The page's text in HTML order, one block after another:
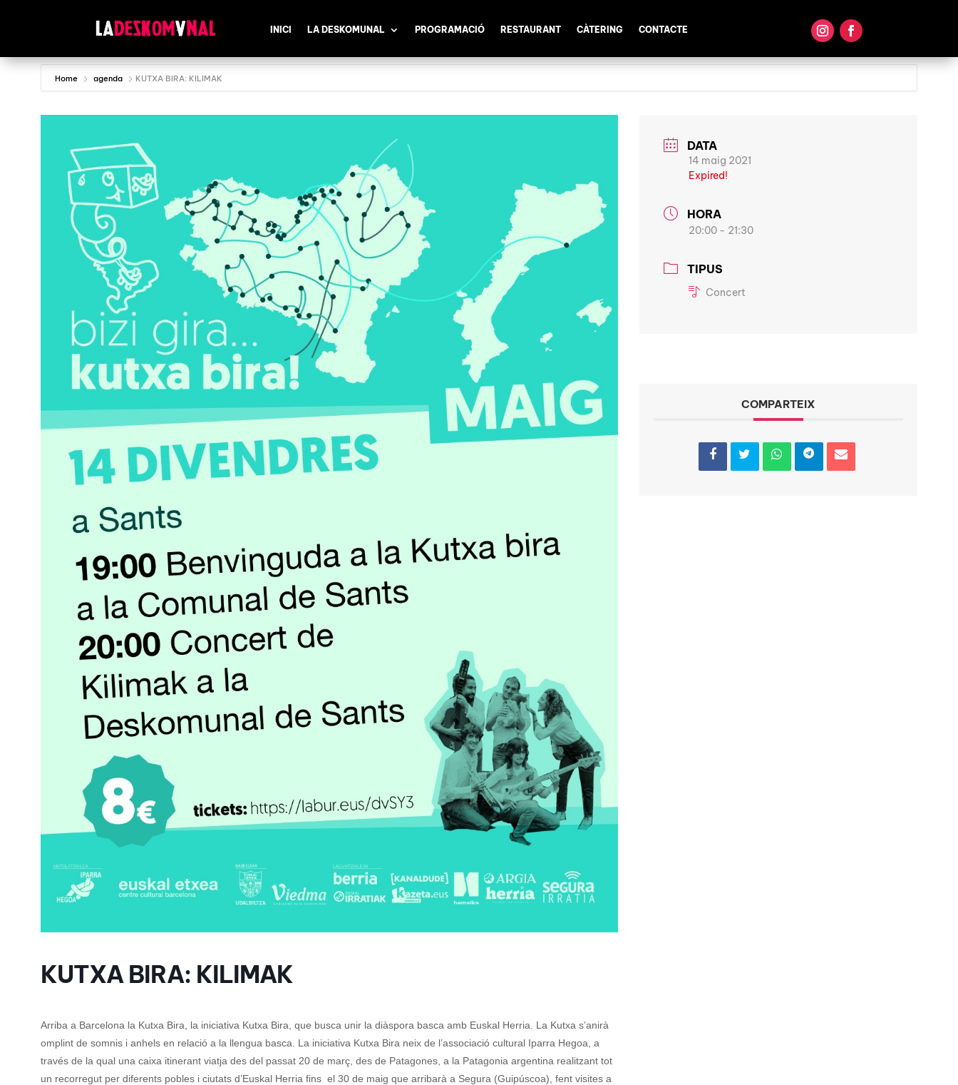
INICI LA DESKOMUNAL PROGRAMACIÓ RESTAURANT CÀTERING CONTACTE
Home agenda KUTXA BIRA: KILIMAK
KUTXA BIRA: KILIMAK
Arriba a Barcelona la Kutxa Bira, la iniciativa Kutxa Bira, que busca unir la diàspora basca amb Euskal Herria. La Kutxa s’anirà
omplint de somnis i anhels en relació a la llengua basca. La iniciativa Kutxa Bira neix de l’associació cultural Iparra Hegoa, a
través de la qual una caixa itinerant viatja des del passat 20 de març, des de Patagones, a la Patagonia argentina realitzant tot
un recorregut per diferents pobles i ciutats d’Euskal Herria fins el 30 de maig que arribarà a Segura (Guipúscoa), fent visites a
DATA
14 maig 2021
Expired!
HORA
20:00 - 21:30
TIPUS
Concert
COMPARTEIX